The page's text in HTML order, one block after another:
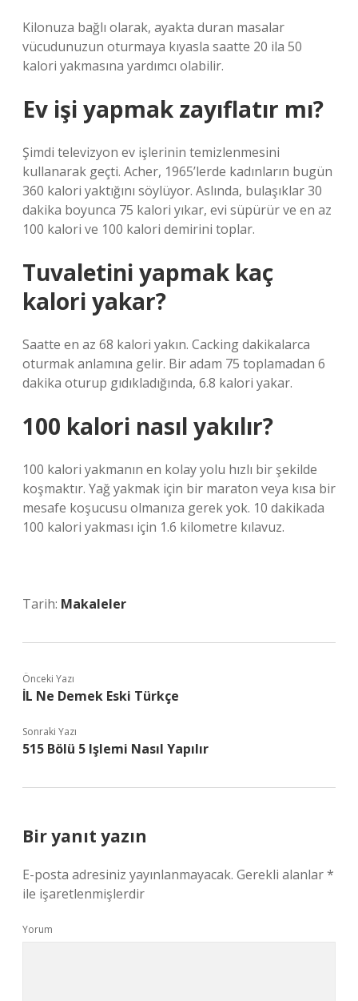
Kilonuza bağlı olarak, ayakta duran masalar
vücudunuzun oturmaya kıyasla saatte 20 ila 50
kalori yakmasına yardımcı olabilir.
Ev işi yapmak zayıflatır mı?
Şimdi televizyon ev işlerinin temizlenmesini
kullanarak geçti. Acher, 1965’lerde kadınların bugün
360 kalori yaktığını söylüyor. Aslında, bulaşıklar 30
dakika boyunca 75 kalori yıkar, evi süpürür ve en az
100 kalori ve 100 kalori demirini toplar.
Tuvaletini yapmak kaç
kalori yakar?
Saatte en az 68 kalori yakın. Cacking dakikalarca
oturmak anlamına gelir. Bir adam 75 toplamadan 6
dakika oturup gıdıkladığında, 6.8 kalori yakar.
100 kalori nasıl yakılır?
100 kalori yakmanın en kolay yolu hızlı bir şekilde
koşmaktır. Yağ yakmak için bir maraton veya kısa bir
mesafe koşucusu olmanıza gerek yok. 10 dakikada
100 kalori yakması için 1.6 kilometre kılavuz.
Tarih: Makaleler
Önceki Yazı
İL Ne Demek Eski Türkçe
Sonraki Yazı
515 Bölü 5 Işlemi Nasıl Yapılır
Bir yanıt yazın
E-posta adresiniz yayınlanmayacak. Gerekli alanlar*
ile işaretlenmişlerdir
Yorum